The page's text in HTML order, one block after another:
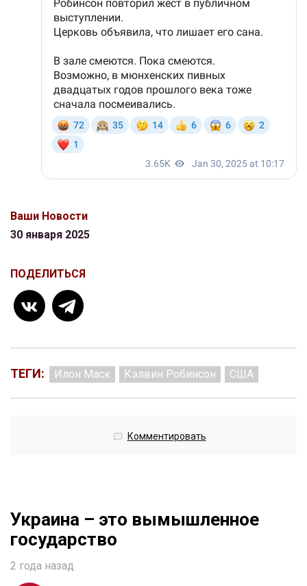
Ваши Новости
30 января 2025
ПОДЕЛИТЬСЯ
ТЕГИ: Илон Маск Кэлвин Робинсон США
Комментировать
Украина – это вымышленное
государство
2 года назад